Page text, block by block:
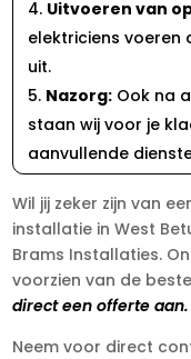
Uitvoeren van
elektriciens voeren
uit.
Nazorg: Ook na
staan wij voor je
aanvullende
Wil jij zeker zijn van
installatie in West
Brams Installaties.
voorzien van de
direct een offerte aan.
Neem voor direct